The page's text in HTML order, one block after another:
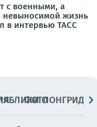
с военными, а
невыносимой жизнь
в интервью ТАСС
ФОТОЛОНГРИДЫ